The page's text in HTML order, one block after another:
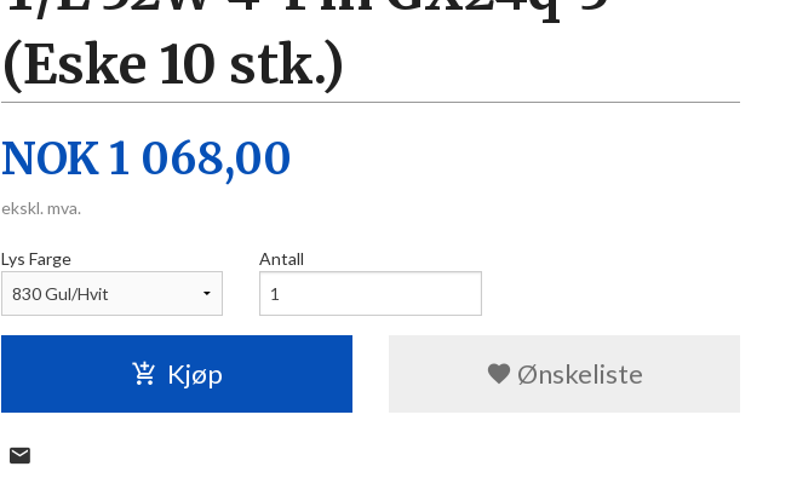
(Eske 10 stk.)
Pris
NOK 1 068,00
ekskl. mva.
Lys Farge Antall
Kjøp Ønskeliste